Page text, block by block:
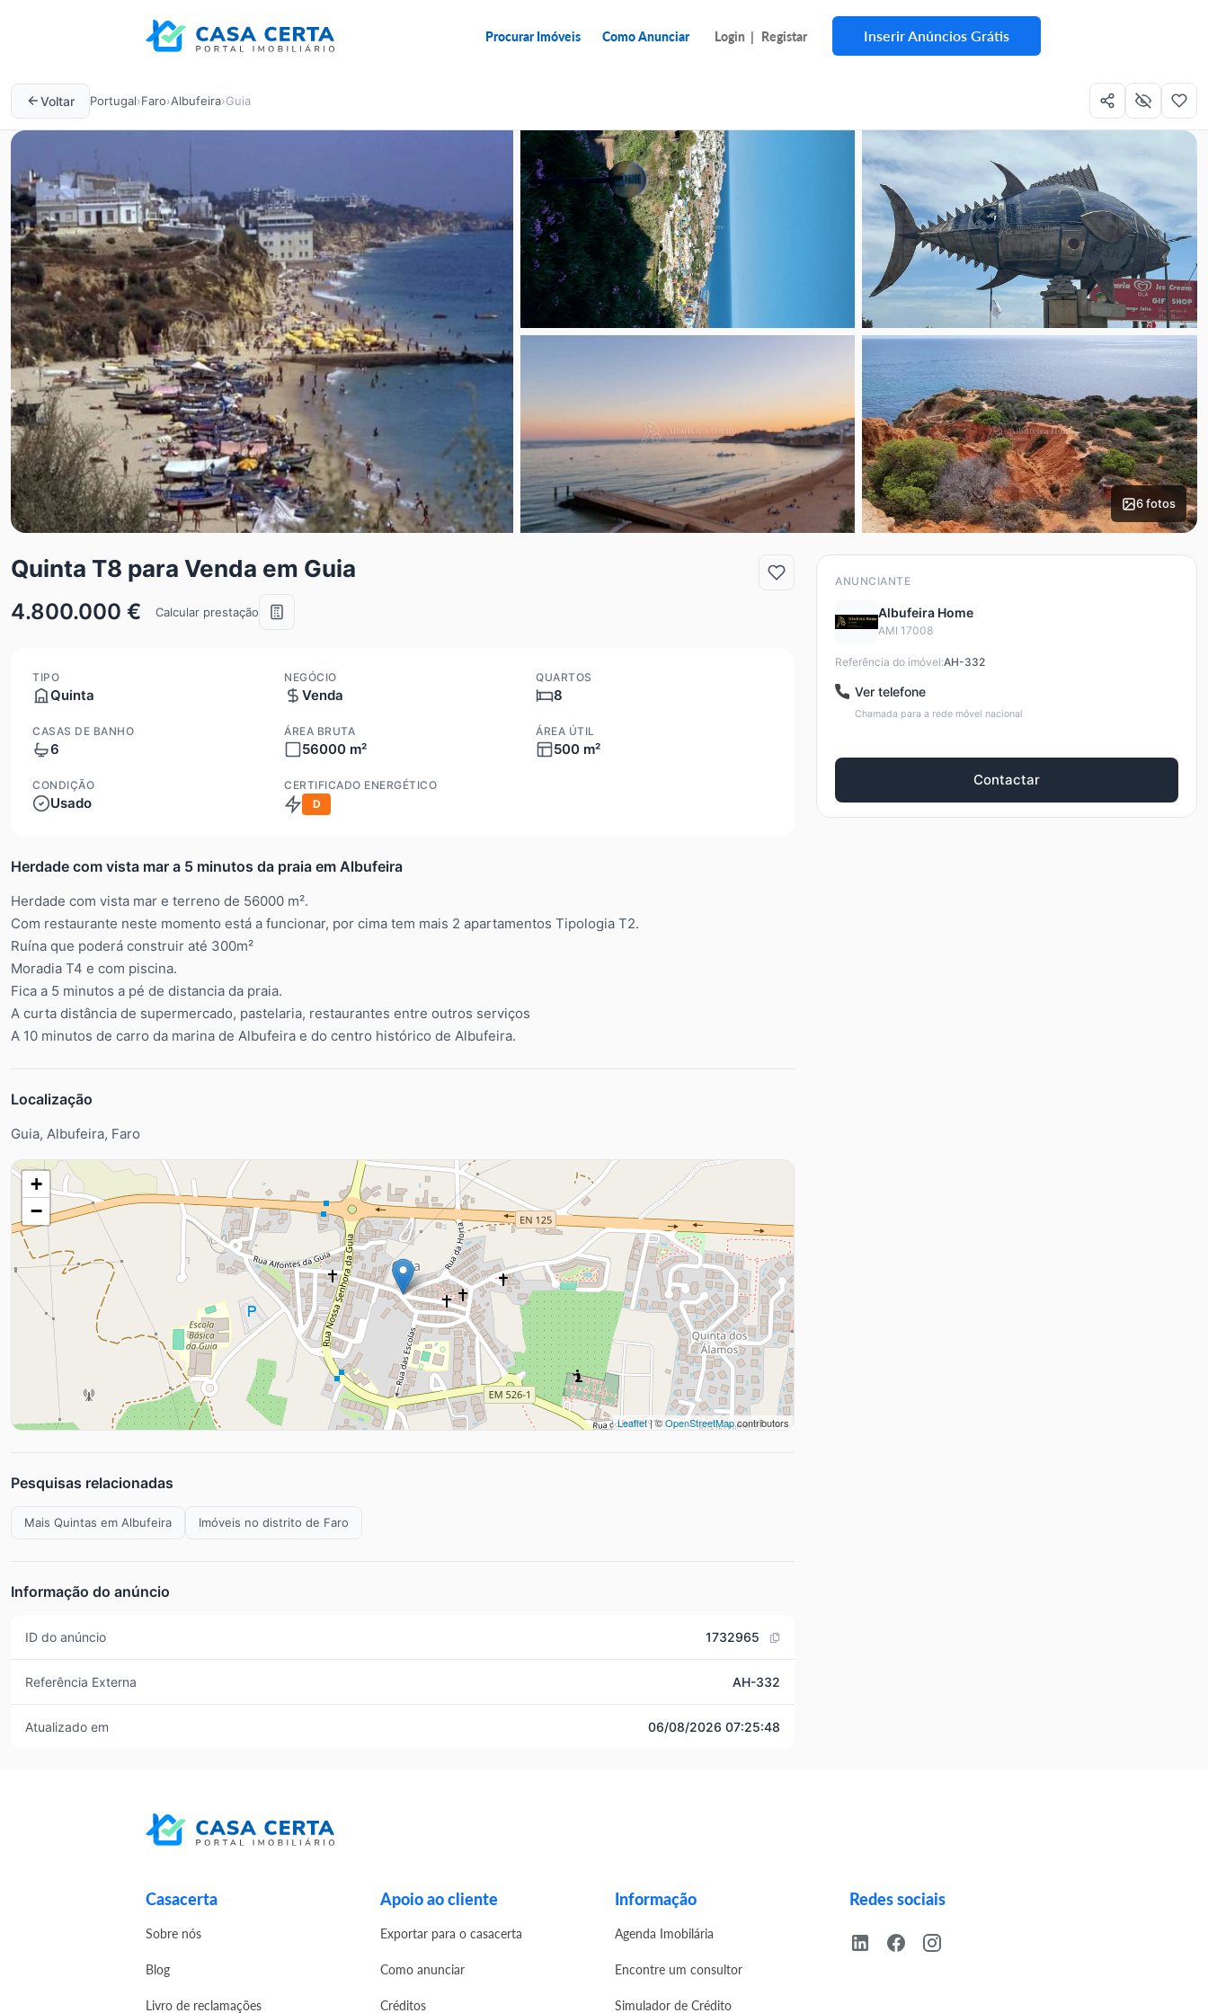
Procurar Imóveis Como Anunciar Login | Registar Inserir Anúncios Grátis
Voltar Portugal›Faro›Albufeira›Guia
6 fotos
Quinta T8 para Venda em Guia
4.800.000 € Calcular prestação
TIPO
Quinta
NEGÓCIO
Venda
QUARTOS
8
CASAS DE BANHO
6
ÁREA BRUTA
56000 m²
ÁREA ÚTIL
500 m²
CONDIÇÃO
Usado
CERTIFICADO ENERGÉTICO
D
Herdade com vista mar a 5 minutos da praia em Albufeira
Herdade com vista mar e terreno de 56000 m².
Com restaurante neste momento está a funcionar, por cima tem mais 2 apartamentos Tipologia T2.
Ruína que poderá construir até 300m²
Moradia T4 e com piscina.
Fica a 5 minutos a pé de distancia da praia.
A curta distância de supermercado, pastelaria, restaurantes entre outros serviços
A 10 minutos de carro da marina de Albufeira e do centro histórico de Albufeira.
Localização
Guia, Albufeira, Faro
+
−
Leaflet| ©OpenStreetMapcontributors
Pesquisas relacionadas
Mais Quintas em Albufeira Imóveis no distrito de Faro
Informação do anúncio
ID do anúncio 1732965
Referência Externa AH-332
Atualizado em 06/08/2026 07:25:48
ANUNCIANTE
Albufeira Home
AMI 17008
Referência do imóvel:AH-332
Ver telefone
Chamada para a rede móvel nacional
Contactar
Casacerta
Sobre nós
Blog
Livro de reclamações
Apoio ao cliente
Exportar para o casacerta
Como anunciar
Créditos
Informação
Agenda Imobilária
Encontre um consultor
Simulador de Crédito
Redes sociais